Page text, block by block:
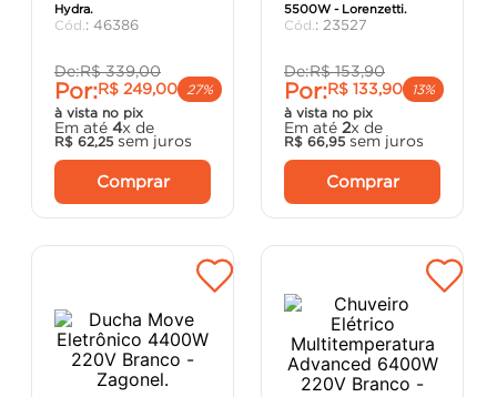
Hydra.
: 46386
De:R$ 339,00
Por:R$ 249,00
27%
à vista no pix
Em até 4x de
R$ 62,25 sem juros
Comprar
5500W - Lorenzetti.
: 23527
De:R$ 153,90
Por:R$ 133,90
13%
à vista no pix
Em até 2x de
R$ 66,95 sem juros
Comprar
argamassa
º cimento